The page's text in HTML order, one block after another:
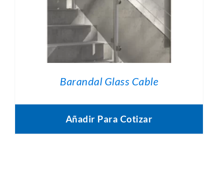
Barandal Glass Cable
Añadir Para Cotizar